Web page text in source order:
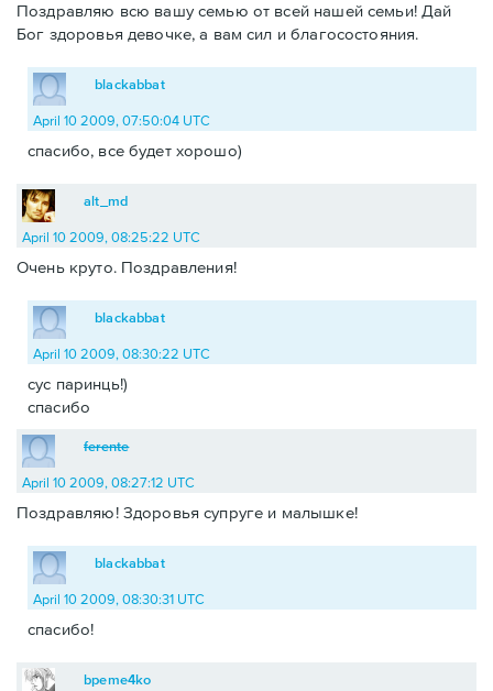
Поздравляю всю вашу семью от всей нашей семьи! Дай
Бог здоровья девочке, а вам сил и благосостояния.
blackabbat
April 10 2009, 07:50:04 UTC
спасибо, все будет хорошо)
alt_md
April 10 2009, 08:25:22 UTC
Очень круто. Поздравления!
blackabbat
April 10 2009, 08:30:22 UTC
сус паринць!)
спасибо
ferente
April 10 2009, 08:27:12 UTC
Поздравляю! Здоровья супруге и малышке!
blackabbat
April 10 2009, 08:30:31 UTC
спасибо!
bpeme4ko